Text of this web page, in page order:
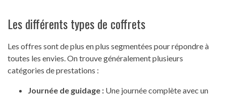
Les différents types de coffrets
Les offres sont de plus en plus segmentées pour répondre à
toutes les envies. On trouve généralement plusieurs
catégories de prestations :
Journée de guidage : Une journée complète avec un